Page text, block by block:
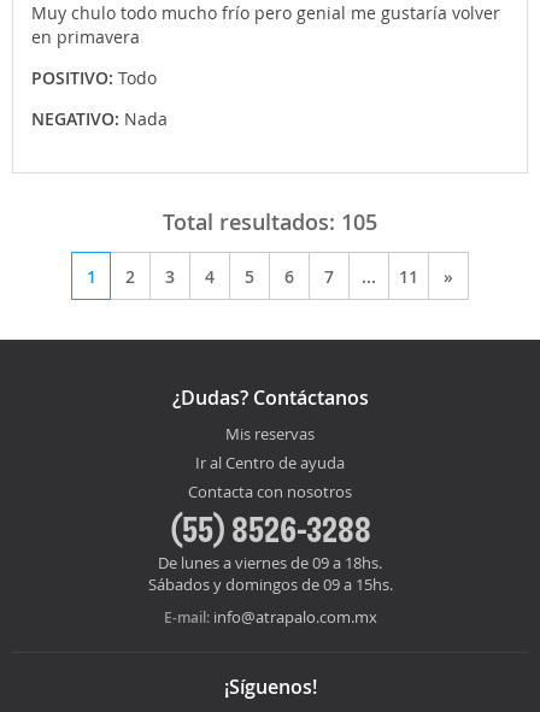
Muy chulo todo mucho frío pero genial me gustaría volver
en primavera
POSITIVO: Todo
NEGATIVO: Nada
Total resultados: 105
1 2 3 4 5 6 7 ... 11 »
¿Dudas? Contáctanos
Mis reservas
Ir al Centro de ayuda
Contacta con nosotros
(55) 8526-3288
De lunes a viernes de 09 a 18hs.
Sábados y domingos de 09 a 15hs.
E-mail: info@atrapalo.com.mx
¡Síguenos!